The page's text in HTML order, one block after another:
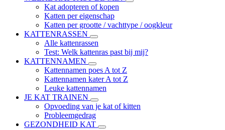
Kat adopteren of kopen
Katten per eigenschap
Katten per grootte / vachttype / oogkleur
KATTENRASSEN
Alle kattenrassen
Test: Welk kattenras past bij mij?
KATTENNAMEN
Kattennamen poes A tot Z
Kattennamen kater A tot Z
Leuke kattennamen
JE KAT TRAINEN
Opvoeding van je kat of kitten
Probleemgedrag
GEZONDHEID KAT